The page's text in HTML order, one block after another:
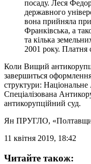
посаду. Леся
державного
вона прийняла
Франківська, а
та кілька
2001 року. Платня
Коли Вищий
завершиться оформлення
структури:
Спеціалізована
антикорупційний суд.
Ян ПРУГЛО,
11 квітня 2019, 18:42
Читайте також: